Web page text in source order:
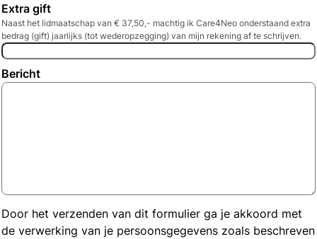
Extra gift
Naast het lidmaatschap van € 37,50,- machtig ik Care4Neo onderstaand extra
bedrag (gift) jaarlijks (tot wederopzegging) van mijn rekening af te schrijven.
Bericht
Door het verzenden van dit formulier ga je akkoord met
de verwerking van je persoonsgegevens zoals beschreven